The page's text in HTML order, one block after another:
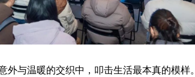
温暖的交织中，叩击生活最本真的模样